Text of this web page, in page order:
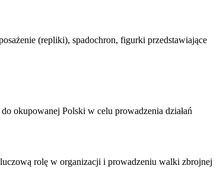
(repliki), spadochron, figurki przedstawiające
okupowanej Polski w celu prowadzenia działań
rolę w organizacji i prowadzeniu walki zbrojnej